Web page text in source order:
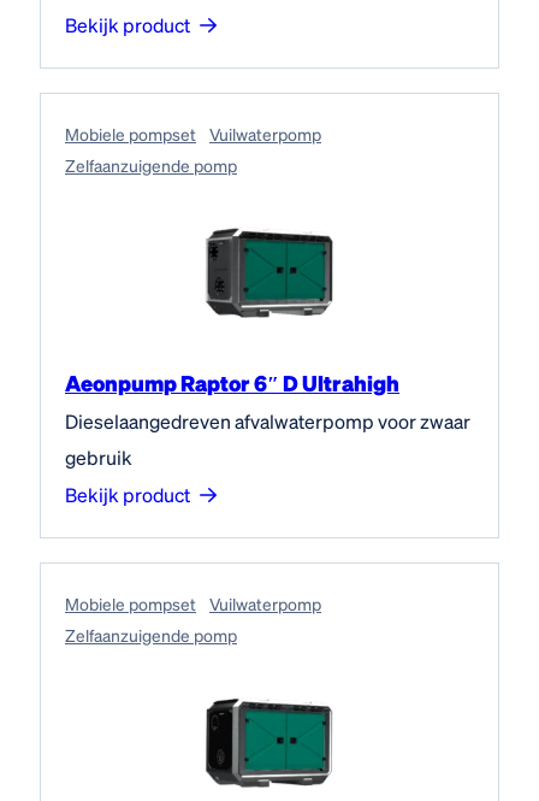
Bekijk product
Mobiele pompset
Vuilwaterpomp
Zelfaanzuigende pomp
Aeonpump Raptor 6″ D Ultrahigh
Dieselaangedreven afvalwaterpomp voor zwaar
gebruik
Bekijk product
Mobiele pompset
Vuilwaterpomp
Zelfaanzuigende pomp